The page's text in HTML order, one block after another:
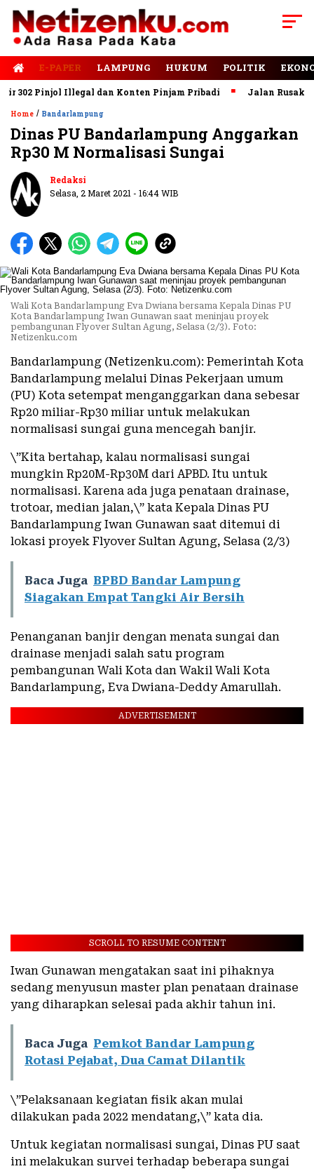
E-PAPER LAMPUNG HUKUM POLITIK
Pinjol Illegal dan Konten Pinjam Pribadi Jalan Rusak
Home / Bandarlampung
Dinas PU Bandarlampung Anggarkan
Rp30 M Normalisasi Sungai
Redaksi
Selasa, 2 Maret 2021 - 16:44 WIB
Wali Kota Bandarlampung Eva Dwiana bersama Kepala Dinas PU
Kota Bandarlampung Iwan Gunawan saat meninjau proyek
pembangunan Flyover Sultan Agung, Selasa (2/3). Foto:
Netizenku.com
Bandarlampung (Netizenku.com): Pemerintah Kota
Bandarlampung melalui Dinas Pekerjaan umum
(PU) Kota setempat menganggarkan dana sebesar
Rp20 miliar-Rp30 miliar untuk melakukan
normalisasi sungai guna mencegah banjir.
\”Kita bertahap, kalau normalisasi sungai
mungkin Rp20M-Rp30M dari APBD. Itu untuk
normalisasi. Karena ada juga penataan drainase,
trotoar, median jalan,\” kata Kepala Dinas PU
Bandarlampung Iwan Gunawan saat ditemui di
lokasi proyek Flyover Sultan Agung, Selasa (2/3)
Baca Juga BPBD Bandar Lampung
Siagakan Empat Tangki Air Bersih
Penanganan banjir dengan menata sungai dan
drainase menjadi salah satu program
pembangunan Wali Kota dan Wakil Wali Kota
Bandarlampung, Eva Dwiana-Deddy Amarullah.
ADVERTISEMENT
SCROLL TO RESUME CONTENT
Iwan Gunawan mengatakan saat ini pihaknya
sedang menyusun master plan penataan drainase
yang diharapkan selesai pada akhir tahun ini.
Baca Juga Pemkot Bandar Lampung
Rotasi Pejabat, Dua Camat Dilantik
\”Pelaksanaan kegiatan fisik akan mulai
dilakukan pada 2022 mendatang,\” kata dia.
Untuk kegiatan normalisasi sungai, Dinas PU saat
ini melakukan survei terhadap beberapa sungai